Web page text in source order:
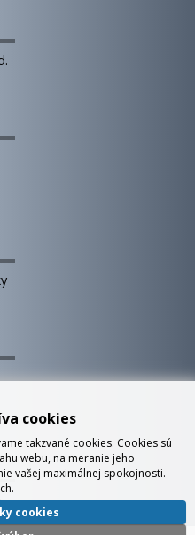
cookies
takzvané cookies. Cookies sú
webu, na meranie jeho
vašej maximálnej spokojnosti.
cookies